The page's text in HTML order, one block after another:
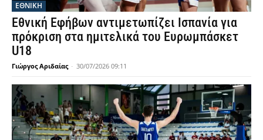
ΕΘΝΙΚΉ
Εθνική Εφήβων αντιμετωπίζει Ισπανία για
πρόκριση στα ημιτελικά του Ευρωμπάσκετ
U18
Γιώργος Αριδαίας - 30/07/2026 09:11